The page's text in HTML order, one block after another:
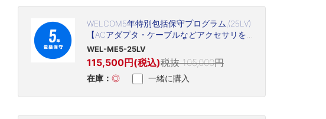
WELCOM5年特別包括保守プログラム,(25LV)
【ACアダプタ・ケーブルなどアクセサリを
含む(但し、プリントヘッド・プラテン・バ
ッテリなど消耗品は除く)】
WEL-ME5-25LV
115,500円(税込)税抜 105,000円
在庫： ◎ 一緒に購入